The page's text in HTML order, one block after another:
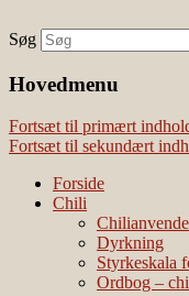
Наши партнеры
лучшие займы
Vivis chili
chili –
Søg
Hovedmenu
Fortsæt til primært
Fortsæt til sekundært
Forside
Chili
Dyrkning
Styrkeskala
Ordbog –